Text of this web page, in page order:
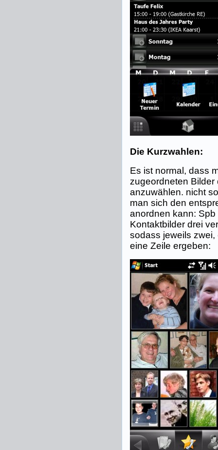
Die Kurzwahlen:
Es ist normal, dass
zugeordneten
anzuwählen. nicht
man sich den
anordnen kann:
Kontaktbilder drei
sodass jeweils
eine Zeile ergeben: